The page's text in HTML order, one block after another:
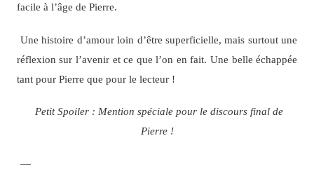
facile à l’âge de Pierre.
Une histoire d’amour loin d’être superficielle, mais surtout une
réflexion sur l’avenir et ce que l’on en fait. Une belle échappée
tant pour Pierre que pour le lecteur !
Petit Spoiler : Mention spéciale pour le discours final de
Pierre !
—